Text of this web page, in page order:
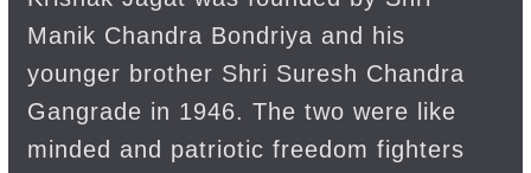
Manik Chandra Bondriya and his
younger brother Shri Suresh Chandra
Gangrade in 1946. The two were like
minded and patriotic freedom fighters